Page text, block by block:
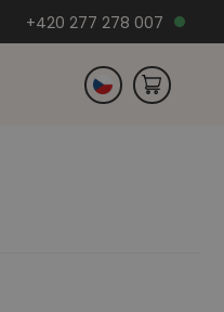
+420 277 278 007